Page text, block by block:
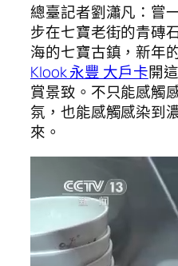
總臺記者劉瀟凡：嘗
步在七寶老街的青磚
海的七寶古鎮，新年
Klook 永豐 大戶卡開
賞景致。不只能感觸
氛，也能感觸感染到
來。